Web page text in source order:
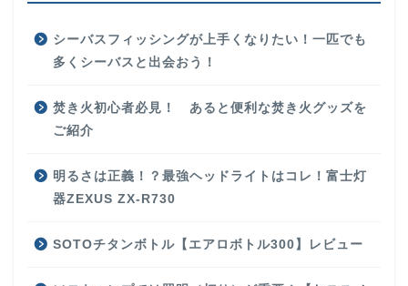
シーバスフィッシングが上手くなりたい！一匹でも
多くシーバスと出会おう！
焚き火初心者必見！ あると便利な焚き火グッズを
ご紹介
明るさは正義！？最強ヘッドライトはコレ！富士灯
器ZEXUS ZX-R730
SOTOチタンボトル【エアロボトル300】レビュー